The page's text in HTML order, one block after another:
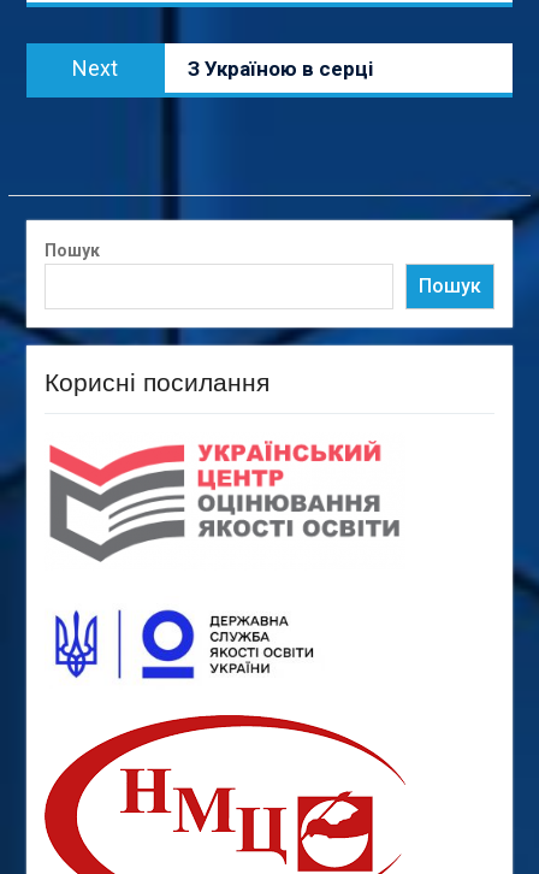
Next
post:
З Україною в серці
Пошук
Пошук
Корисні посилання